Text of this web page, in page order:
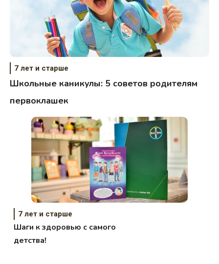
7 лет и старше
Школьные каникулы: 5 советов родителям
первоклашек
7 лет и старше
Шаги к здоровью с самого
детства!